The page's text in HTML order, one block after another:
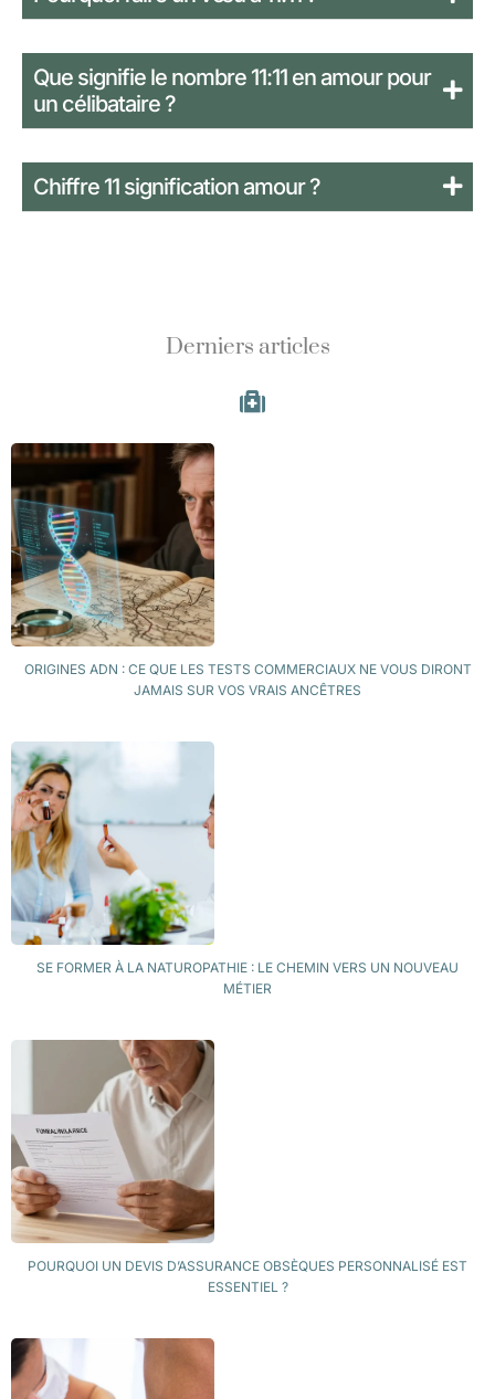
Que signifie le nombre 11:11 en amour pour
un célibataire ?
Chiffre 11 signification amour ?
Derniers articles
ORIGINES ADN : CE QUE LES TESTS COMMERCIAUX NE VOUS DIRONT
JAMAIS SUR VOS VRAIS ANCÊTRES
SE FORMER À LA NATUROPATHIE : LE CHEMIN VERS UN NOUVEAU
MÉTIER
POURQUOI UN DEVIS D’ASSURANCE OBSÈQUES PERSONNALISÉ EST
ESSENTIEL ?